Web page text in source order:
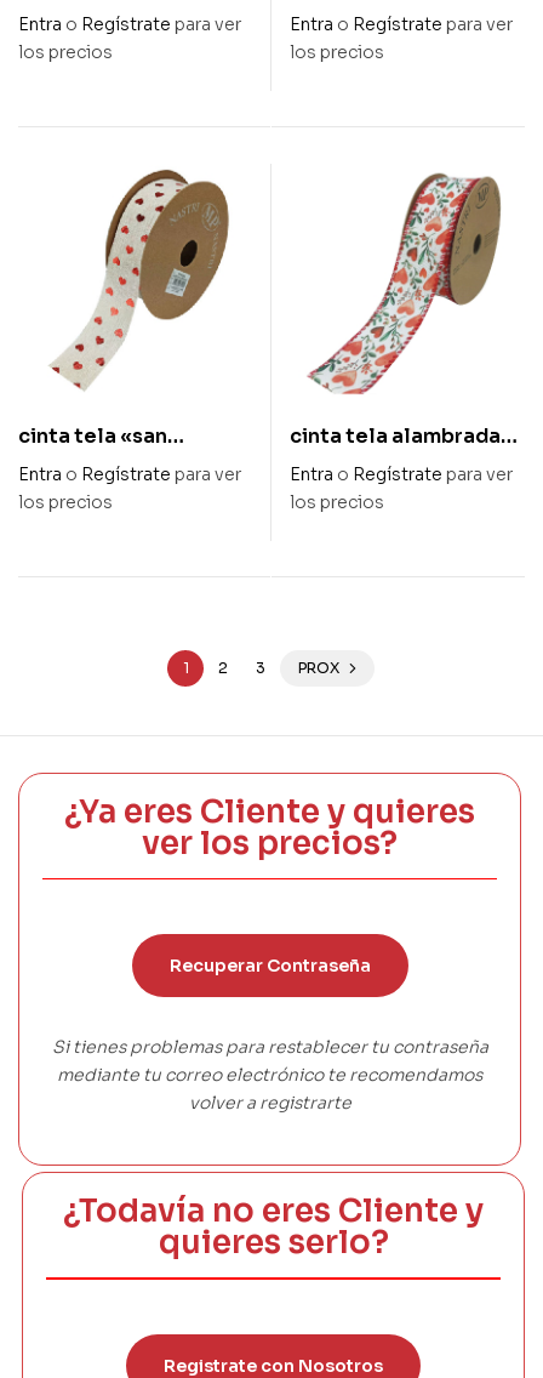
algodón rojo corazón
blanco «love» 70 x 15
Entra o Regístrate para ver
los precios
mm x 20 m
Entra o Regístrate para ver
los precios
cinta tela «san
valentín» 40 m m x 20
m
Entra o Regístrate para ver
los precios
cinta tela alambrada
«amor» 40 mm x 15 m
Entra o Regístrate para ver
los precios
1 2 3 PROX
¿Ya eres Cliente y quieres
ver los precios?
Recuperar Contraseña
Si tienes problemas para restablecer tu contraseña
mediante tu correo electrónico te recomendamos
volver a registrarte
¿Todavía no eres Cliente y
quieres serlo?
Registrate con Nosotros